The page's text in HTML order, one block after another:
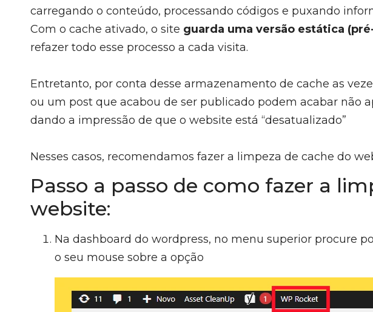
carregando o conteúdo, processando códigos e puxando
Com o cache ativado, o site guarda uma versão estática
refazer todo esse processo a cada visita.
Entretanto, por conta desse armazenamento de cache as
ou um post que acabou de ser publicado podem acabar não
dando a impressão de que o website está “desatualizado”
Nesses casos, recomendamos fazer a limpeza de cache do
Passo a passo de como fazer a
website:
Na dashboard do wordpress, no menu superior procure
o seu mouse sobre a opção